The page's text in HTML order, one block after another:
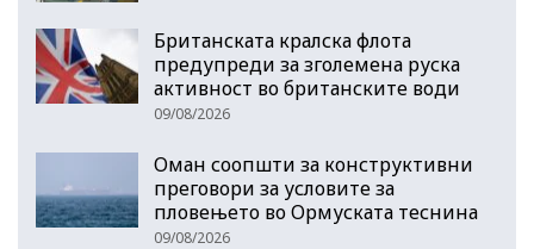
Британската кралска флота
предупреди за зголемена руска
активност во британските води
09/08/2026
Оман соопшти за конструктивни
преговори за условите за
пловењето во Ормуската теснина
09/08/2026